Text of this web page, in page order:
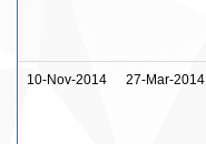
10-Nov-2014 27-Mar-2014